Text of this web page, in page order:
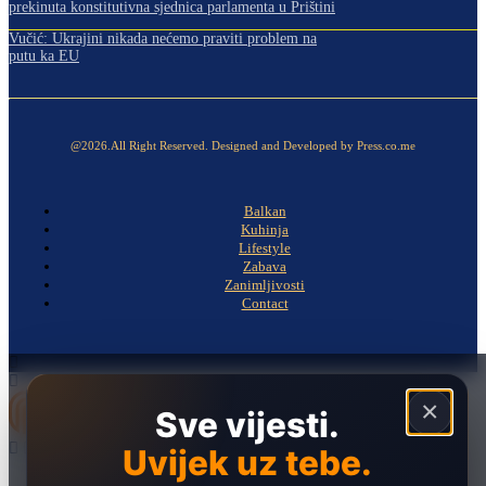
prekinuta konstitutivna sjednica parlamenta u Prištini
Vučić: Ukrajini nikada nećemo praviti problem na
putu ka EU
@2026.All Right Reserved. Designed and Developed by Press.co.me
Balkan
Kuhinja
Lifestyle
Zabava
Zanimljivosti
Contact
×
Sve vijesti.
Uvijek uz tebe.